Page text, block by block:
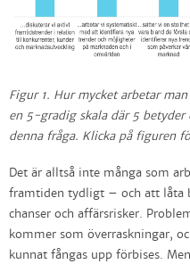
Figur 1. Hur mycket arbetar
en 5-gradig skala där 5
denna fråga. Klicka på figuren
Det är alltså inte många som
framtiden tydligt – och att låta
chanser och affärsrisker.
kommer som överraskningar,
kunnat fångas upp förbises.